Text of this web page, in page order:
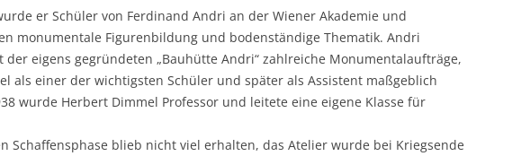
er Schüler von Ferdinand Andri an der Wiener Akademie und
monumentale Figurenbildung und bodenständige Thematik. Andri
eigens gegründeten „Bauhütte Andri“ zahlreiche Monumentalaufträge,
als einer der wichtigsten Schüler und später als Assistent maßgeblich
wurde Herbert Dimmel Professor und leitete eine eigene Klasse für
Schaffensphase blieb nicht viel erhalten, das Atelier wurde bei Kriegsende